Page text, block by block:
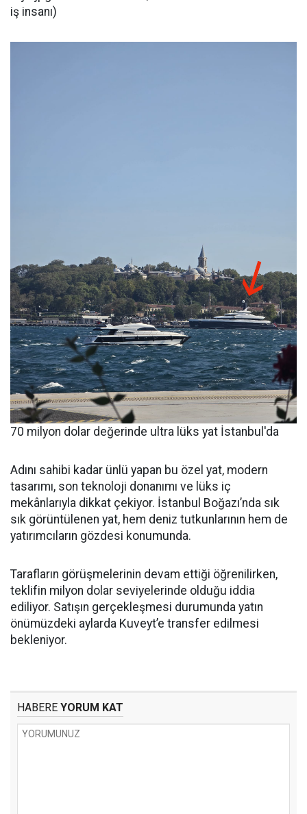
iş insanı)
70 milyon dolar değerinde ultra lüks yat İstanbul'da
Adını sahibi kadar ünlü yapan bu özel yat, modern
tasarımı, son teknoloji donanımı ve lüks iç
mekânlarıyla dikkat çekiyor. İstanbul Boğazı’nda sık
sık görüntülenen yat, hem deniz tutkunlarının hem de
yatırımcıların gözdesi konumunda.
Tarafların görüşmelerinin devam ettiği öğrenilirken,
teklifin milyon dolar seviyelerinde olduğu iddia
ediliyor. Satışın gerçekleşmesi durumunda yatın
önümüzdeki aylarda Kuveyt’e transfer edilmesi
bekleniyor.
HABERE YORUM KAT